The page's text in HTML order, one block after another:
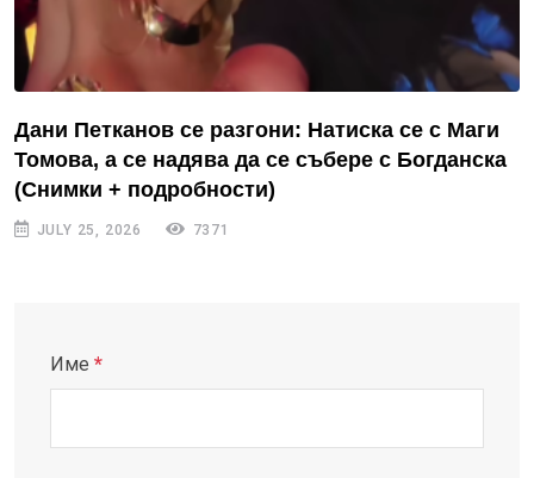
Дани Петканов се разгони: Натиска се с Маги
Томова, а се надява да се събере с Богданска
(Снимки + подробности)
JULY 25, 2026 7371
Име *